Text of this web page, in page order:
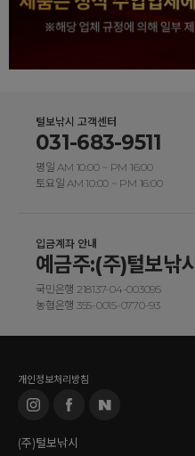
털보낚시 고객센터
031-683-9511
평일 AM 10:00 ~ PM 16:00
토요일 AM 10:00 ~ PM 16:00
입금계좌 안내
예금주:(주)털보낚시
국민은행 218137-04-003095
농협은행 355-0015-0770-93
개인정보처리방침
(주)털보낚시